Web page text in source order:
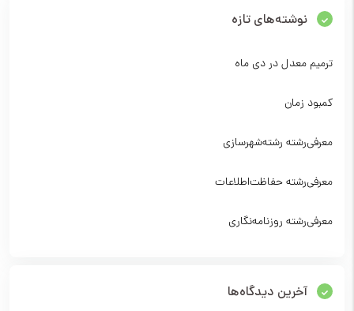
نوشته‌های تازه
ترمیم معدل در دی ماه
کمبود زمان
معرفی‌رشته‌ رشته‌شهرسازی
معرفی‌رشته‌ حفاظت‌اطلاعات
معرفی‌رشته‌ روزنامه‌نگاری
آخرین دیدگاه‌ها